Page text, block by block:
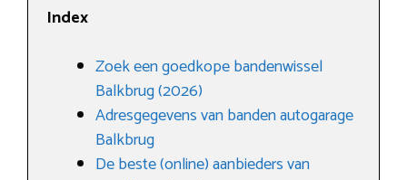
Index
Zoek een goedkope bandenwissel
Balkbrug (2026)
Adresgegevens van banden autogarage
Balkbrug
De beste (online) aanbieders van